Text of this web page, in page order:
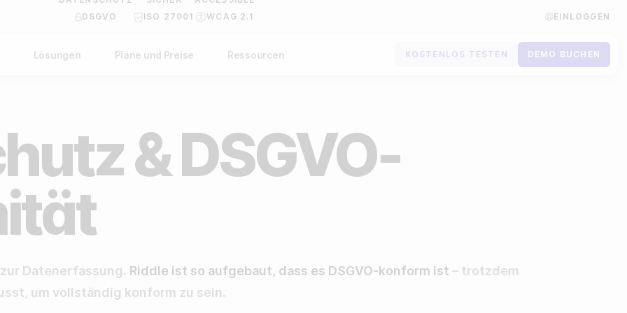
DSGVO
ISO 27001
WCAG 2.1
EINLOGGEN
Lösungen
Teams & Ligen
Profit Organisationen
Sammle Zero-Party-Daten
Steigere dein User-Engagement
Pläne und Preise Ressourcen
Video Akademie
FAQ
Reviews
Für Newsletter anmelden
KOSTENLOS TESTEN DEMO BUCHEN
& DSGVO-
Datenerfassung. Riddle ist so aufgebaut, dass es DSGVO-konform ist – trotzdem
um vollständig konform zu sein.